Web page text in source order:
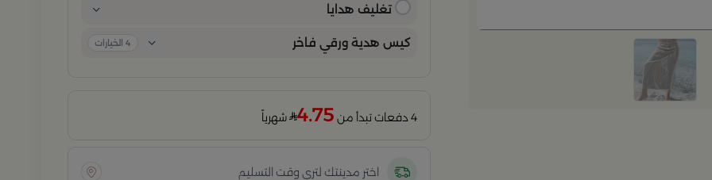
تغليف هدايا
كيس هدية ورقي فاخر 4الخيارات
4 دفعات تبدأ من 4.75 شهرياً
اختر مدينتك لترى وقت التسليم